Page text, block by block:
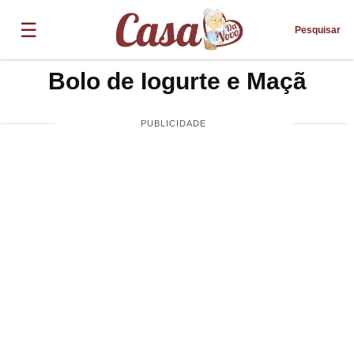
☰ Pesquisar
Bolo de Iogurte e Maçã